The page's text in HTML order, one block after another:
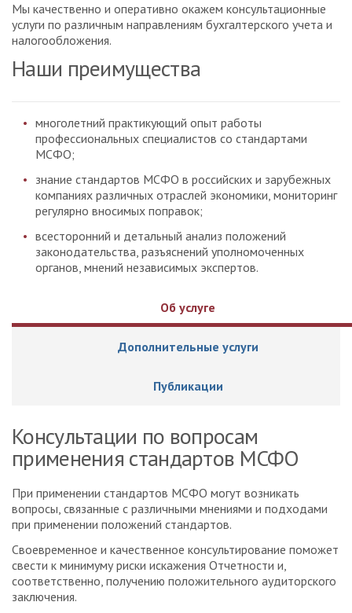
Мы качественно и оперативно окажем консультационные
услуги по различным направлениям бухгалтерского учета и
налогообложения.
Наши преимущества
многолетний практикующий опыт работы
профессиональных специалистов со стандартами
МСФО;
знание стандартов МСФО в российских и зарубежных
компаниях различных отраслей экономики, мониторинг
регулярно вносимых поправок;
всесторонний и детальный анализ положений
законодательства, разъяснений уполномоченных
органов, мнений независимых экспертов.
Об услуге
Дополнительные услуги
Публикации
Консультации по вопросам
применения стандартов МСФО
При применении стандартов МСФО могут возникать
вопросы, связанные с различными мнениями и подходами
при применении положений стандартов.
Своевременное и качественное консультирование поможет
свести к минимуму риски искажения Отчетности и,
соответственно, получению положительного аудиторского
заключения.